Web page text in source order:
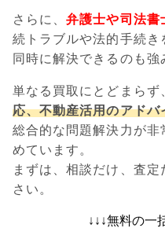
さらに、弁護士や司法書
続トラブルや法的手続
同時に解決できるのも強
単なる買取にとどまらず
応、不動産活用のアド
総合的な問題解決力が
めています。
まずは、相談だけ、査
さい。
↓↓↓無料の一